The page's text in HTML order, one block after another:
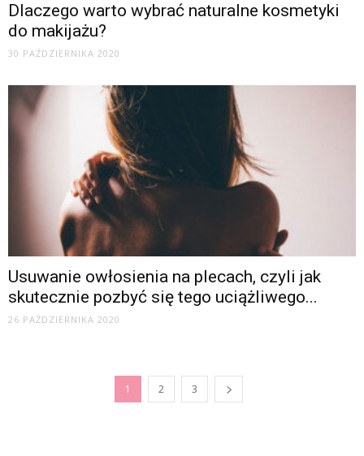
Dlaczego warto wybrać naturalne kosmetyki
do makijażu?
30 PAŹDZIERNIKA 2020
Usuwanie owłosienia na plecach, czyli jak
skutecznie pozbyć się tego uciążliwego...
26 PAŹDZIERNIKA 2020
1 2 3